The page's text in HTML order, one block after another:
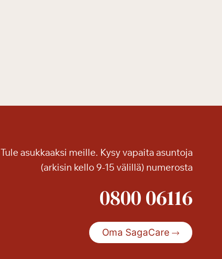
Tule asukkaaksi meille. Kysy vapaita asuntoja
(arkisin kello 9-15 välillä) numerosta
0800 06116
Oma SagaCare